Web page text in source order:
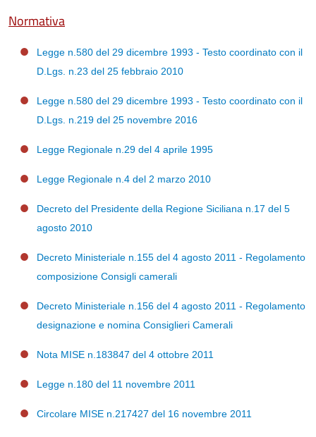
Normativa
Legge n.580 del 29 dicembre 1993 - Testo coordinato con il
D.Lgs. n.23 del 25 febbraio 2010
Legge n.580 del 29 dicembre 1993 - Testo coordinato con il
D.Lgs. n.219 del 25 novembre 2016
Legge Regionale n.29 del 4 aprile 1995
Legge Regionale n.4 del 2 marzo 2010
Decreto del Presidente della Regione Siciliana n.17 del 5
agosto 2010
Decreto Ministeriale n.155 del 4 agosto 2011 - Regolamento
composizione Consigli camerali
Decreto Ministeriale n.156 del 4 agosto 2011 - Regolamento
designazione e nomina Consiglieri Camerali
Nota MISE n.183847 del 4 ottobre 2011
Legge n.180 del 11 novembre 2011
Circolare MISE n.217427 del 16 novembre 2011